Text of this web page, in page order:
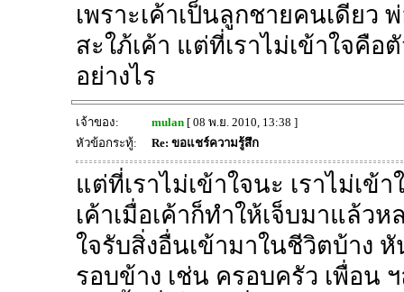
เพราะเค้าเป็นลูกชายคนเดียว
สะใภ้เค้า แต่ที่เราไม่เข้าใจคือ
อย่างไร
เจ้าของ: mulan[ 08 พ.ย. 2010, 13:38 ]
หัวข้อกระทู้:
Re: ขอแชร์ความรู้สึก
แต่ที่เราไม่เข้าใจนะ เราไม่เข้
เค้าเมื่อเค้าก็ทำให้เจ็บมาแล้ว
ใจรับสิ่งอื่นเข้ามาในชีวิตบ้าง
รอบข้าง เช่น ครอบครัว เพื่อน